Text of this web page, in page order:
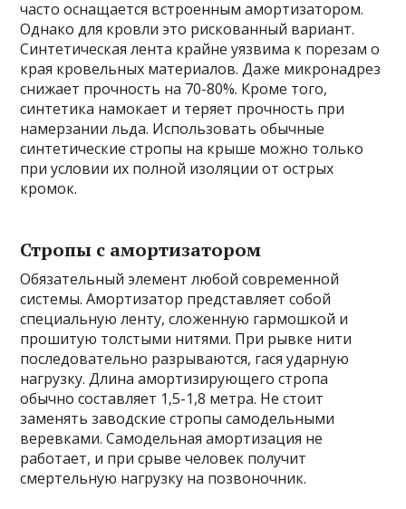
часто оснащается встроенным амортизатором.
Однако для кровли это рискованный вариант.
Синтетическая лента крайне уязвима к порезам о
края кровельных материалов. Даже микронадрез
снижает прочность на 70-80%. Кроме того,
синтетика намокает и теряет прочность при
намерзании льда. Использовать обычные
синтетические стропы на крыше можно только
при условии их полной изоляции от острых
кромок.
Стропы с амортизатором
Обязательный элемент любой современной
системы. Амортизатор представляет собой
специальную ленту, сложенную гармошкой и
прошитую толстыми нитями. При рывке нити
последовательно разрываются, гася ударную
нагрузку. Длина амортизирующего стропа
обычно составляет 1,5-1,8 метра. Не стоит
заменять заводские стропы самодельными
веревками. Самодельная амортизация не
работает, и при срыве человек получит
смертельную нагрузку на позвоночник.